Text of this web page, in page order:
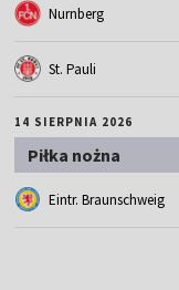
Nurnberg
St. Pauli
14 SIERPNIA 2026
Piłka nożna
Eintr. Braunschweig